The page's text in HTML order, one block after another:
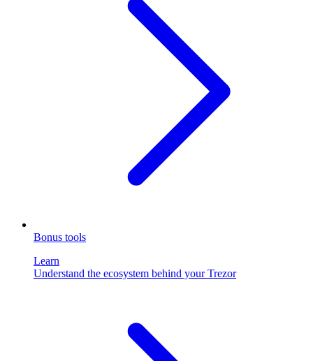
Bonus tools
Learn
Understand the ecosystem behind your Trezor